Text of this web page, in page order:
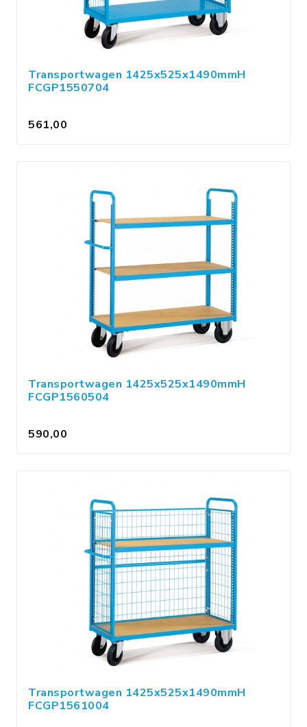
Transportwagen 1425x525x1490mmH
FCGP1550704
561,00
Transportwagen 1425x525x1490mmH
FCGP1560504
590,00
Transportwagen 1425x525x1490mmH
FCGP1561004